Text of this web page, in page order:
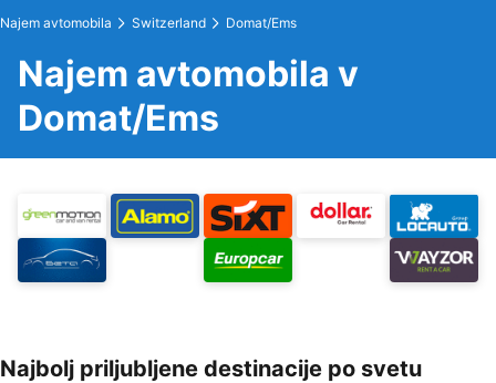
Najem avtomobila Switzerland Domat/Ems
Najem avtomobila v
Domat/Ems
Najbolj priljubljene destinacije po svetu